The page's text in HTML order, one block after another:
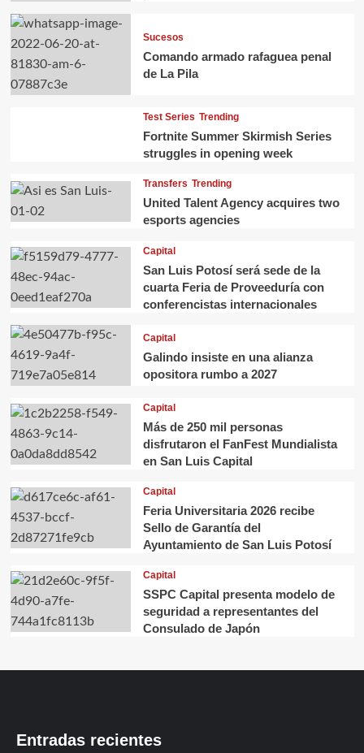
Sucesos
Comando armado rafaguea penal
de La Pila
Test Series Trending
Fortnite Summer Skirmish Series
struggles in opening week
Transfers Trending
United Talent Agency acquires two
esports agencies
Capital
San Luis Potosí será sede de la
cuarta Feria de Proveeduría con
conferencistas internacionales
Capital
Galindo insiste en una alianza
opositora rumbo a 2027
Capital
Más de 250 mil personas
disfrutaron el FanFest Mundialista
en San Luis Capital
Capital
Feria Universitaria 2026 recibe
Sello de Garantía del
Ayuntamiento de San Luis Potosí
Capital
SSPC Capital presenta modelo de
seguridad a representantes del
Consulado de Japón
Entradas recientes